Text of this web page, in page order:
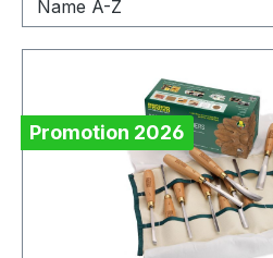
Promotion 2026